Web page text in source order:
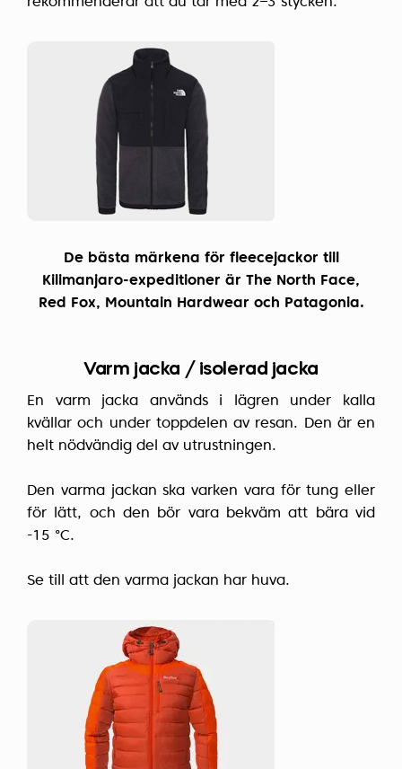
De bästa märkena för fleecejackor till
Kilimanjaro-expeditioner är The North Face,
Red Fox, Mountain Hardwear och Patagonia.
Varm jacka / isolerad jacka
En varm jacka används i lägren under kalla
kvällar och under toppdelen av resan. Den är en
helt nödvändig del av utrustningen.
Den varma jackan ska varken vara för tung eller
för lätt, och den bör vara bekväm att bära vid
-15 °C.
Se till att den varma jackan har huva.